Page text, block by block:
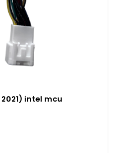
intel mcu